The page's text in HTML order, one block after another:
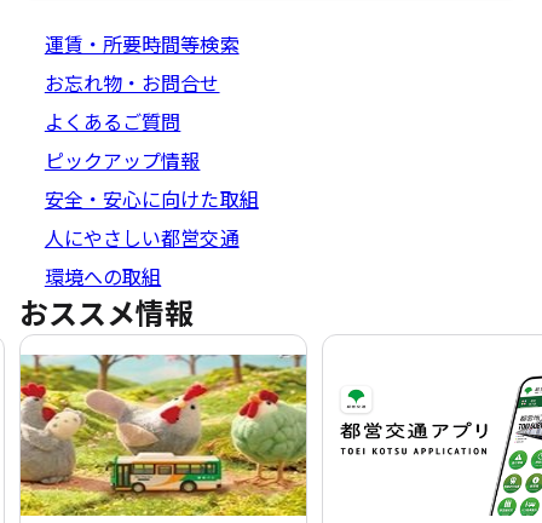
運賃・所要時間等検索
お忘れ物・お問合せ
よくあるご質問
ピックアップ情報
安全・安心に向けた取組
人にやさしい都営交通
環境への取組
おススメ情報